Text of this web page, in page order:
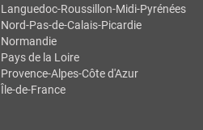
Languedoc-Roussillon-Midi-Pyrénées
Nord-Pas-de-Calais-Picardie
Normandie
Pays de la Loire
Provence-Alpes-Côte d'Azur
Île-de-France